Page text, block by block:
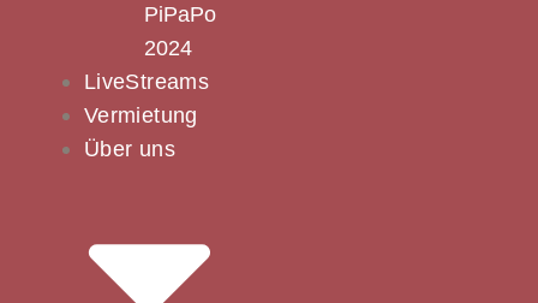
PiPaPo
2024
LiveStreams
Vermietung
Über uns